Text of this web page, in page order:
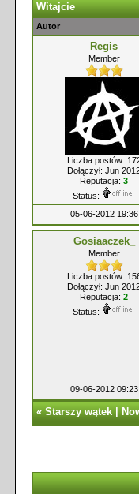
Witajcie
Autor
Regis
Member
Liczba postów:
Dołączył: Jun
Reputacja: 3
Status:
05-06-2012 19:36
Gosiaaczek_
Member
Liczba postów:
Dołączył: Jun
Reputacja: 2
Status:
09-06-2012 09:23
«Starszy wątek|